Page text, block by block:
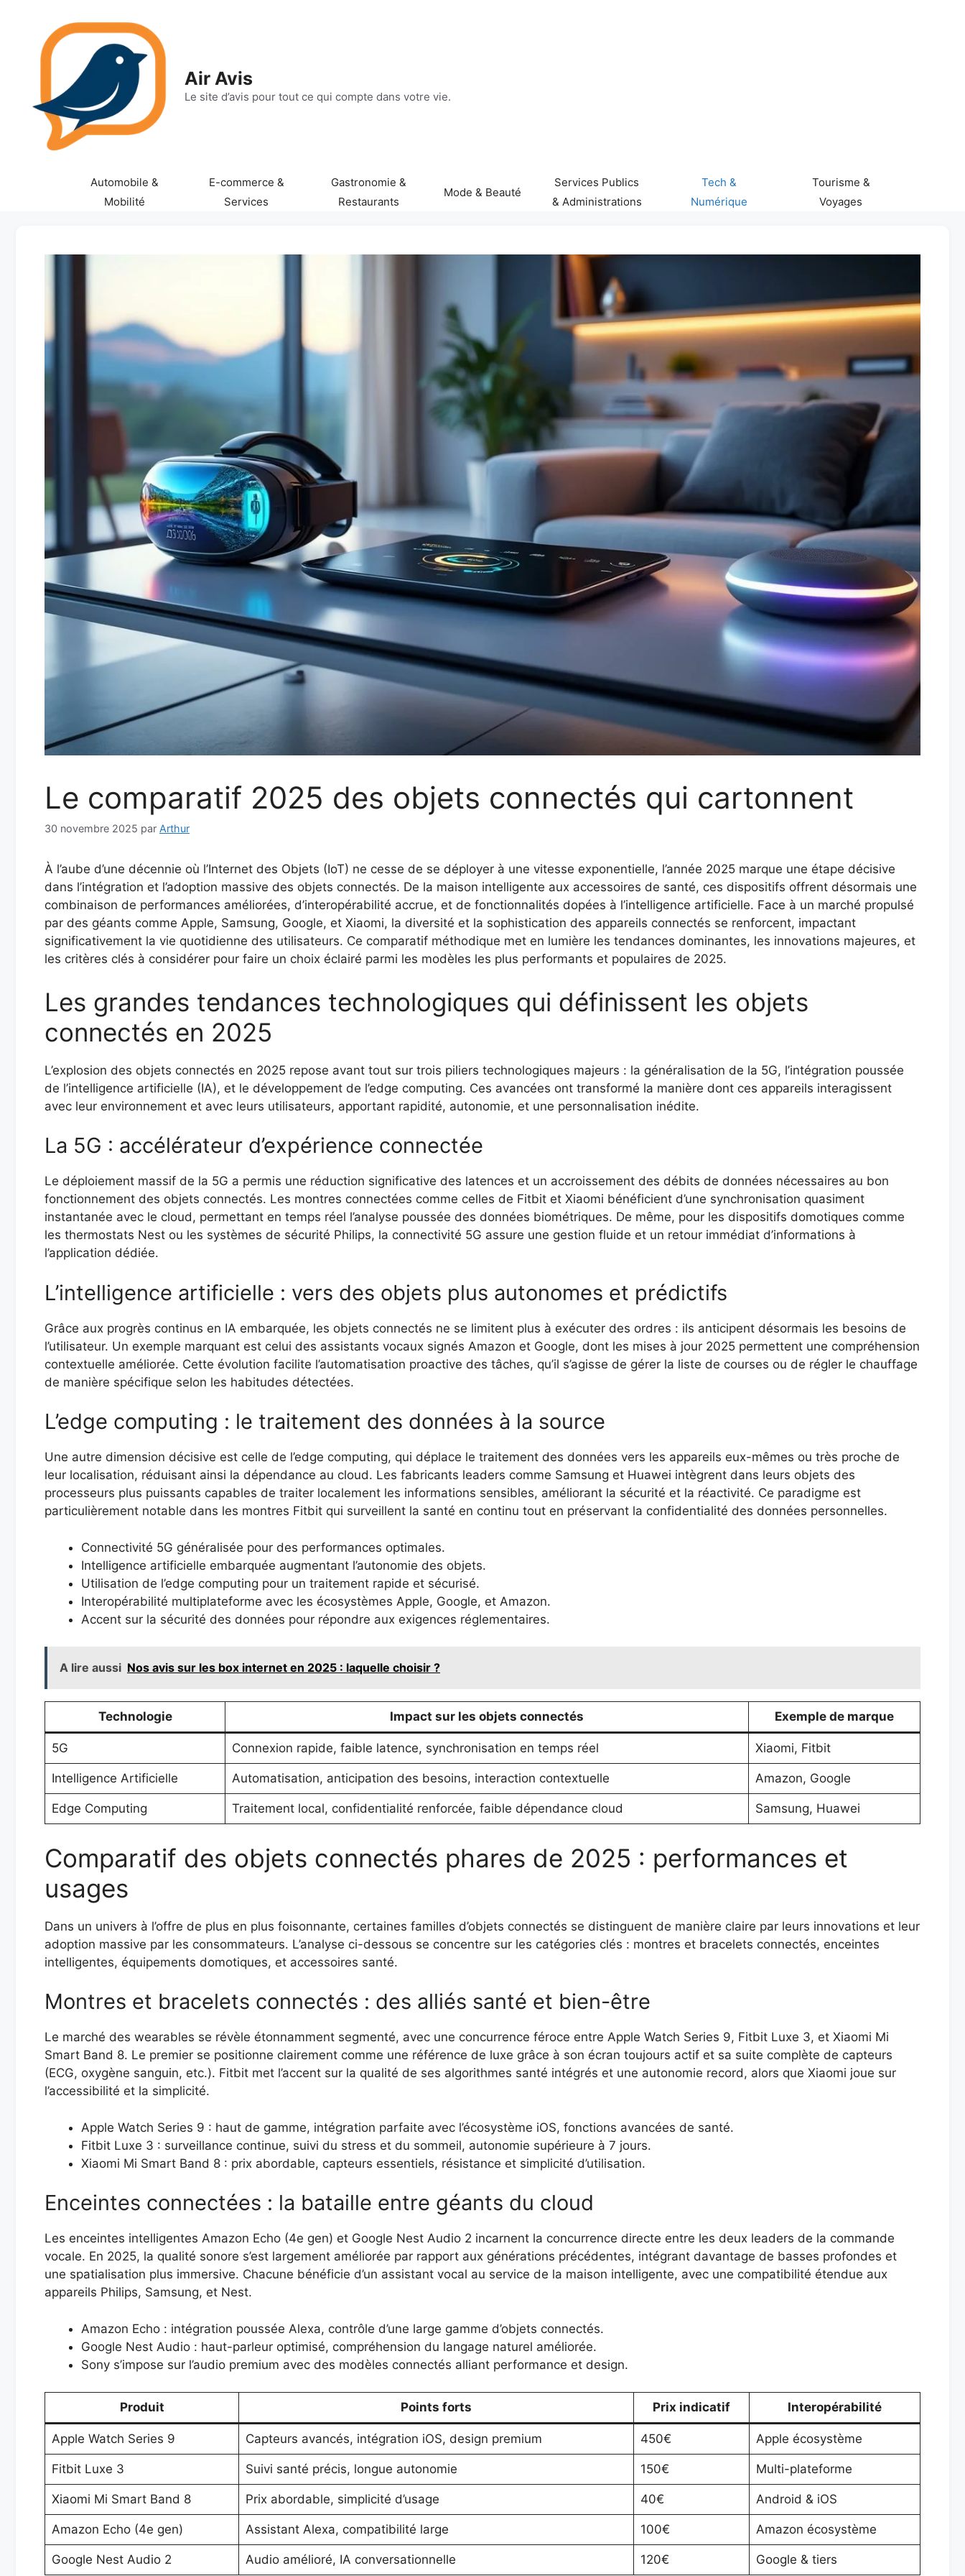
contenu
Air Avis
Le site d’avis pour tout ce qui compte dans votre vie.
Automobile &
Mobilité
E-commerce &
Services
Gastronomie &
Restaurants
Mode & Beauté
Services Publics
& Administrations
Tech &
Numérique
Tourisme &
Voyages
Le comparatif 2025 des objets connectés qui cartonnent
30 novembre 2025 par Arthur
À l’aube d’une décennie où l’Internet des Objets (IoT) ne cesse de se déployer à une vitesse exponentielle, l’année 2025 marque une étape décisive
dans l’intégration et l’adoption massive des objets connectés. De la maison intelligente aux accessoires de santé, ces dispositifs offrent désormais une
combinaison de performances améliorées, d’interopérabilité accrue, et de fonctionnalités dopées à l’intelligence artificielle. Face à un marché propulsé
par des géants comme Apple, Samsung, Google, et Xiaomi, la diversité et la sophistication des appareils connectés se renforcent, impactant
significativement la vie quotidienne des utilisateurs. Ce comparatif méthodique met en lumière les tendances dominantes, les innovations majeures, et
les critères clés à considérer pour faire un choix éclairé parmi les modèles les plus performants et populaires de 2025.
Les grandes tendances technologiques qui définissent les objets
connectés en 2025
L’explosion des objets connectés en 2025 repose avant tout sur trois piliers technologiques majeurs : la généralisation de la 5G, l’intégration poussée
de l’intelligence artificielle (IA), et le développement de l’edge computing. Ces avancées ont transformé la manière dont ces appareils interagissent
avec leur environnement et avec leurs utilisateurs, apportant rapidité, autonomie, et une personnalisation inédite.
La 5G : accélérateur d’expérience connectée
Le déploiement massif de la 5G a permis une réduction significative des latences et un accroissement des débits de données nécessaires au bon
fonctionnement des objets connectés. Les montres connectées comme celles de Fitbit et Xiaomi bénéficient d’une synchronisation quasiment
instantanée avec le cloud, permettant en temps réel l’analyse poussée des données biométriques. De même, pour les dispositifs domotiques comme
les thermostats Nest ou les systèmes de sécurité Philips, la connectivité 5G assure une gestion fluide et un retour immédiat d’informations à
l’application dédiée.
L’intelligence artificielle : vers des objets plus autonomes et prédictifs
Grâce aux progrès continus en IA embarquée, les objets connectés ne se limitent plus à exécuter des ordres : ils anticipent désormais les besoins de
l’utilisateur. Un exemple marquant est celui des assistants vocaux signés Amazon et Google, dont les mises à jour 2025 permettent une compréhension
contextuelle améliorée. Cette évolution facilite l’automatisation proactive des tâches, qu’il s’agisse de gérer la liste de courses ou de régler le chauffage
de manière spécifique selon les habitudes détectées.
L’edge computing : le traitement des données à la source
Une autre dimension décisive est celle de l’edge computing, qui déplace le traitement des données vers les appareils eux-mêmes ou très proche de
leur localisation, réduisant ainsi la dépendance au cloud. Les fabricants leaders comme Samsung et Huawei intègrent dans leurs objets des
processeurs plus puissants capables de traiter localement les informations sensibles, améliorant la sécurité et la réactivité. Ce paradigme est
particulièrement notable dans les montres Fitbit qui surveillent la santé en continu tout en préservant la confidentialité des données personnelles.
Connectivité 5G généralisée pour des performances optimales.
Intelligence artificielle embarquée augmentant l’autonomie des objets.
Utilisation de l’edge computing pour un traitement rapide et sécurisé.
Interopérabilité multiplateforme avec les écosystèmes Apple, Google, et Amazon.
Accent sur la sécurité des données pour répondre aux exigences réglementaires.
A lire aussi Nos avis sur les box internet en 2025 : laquelle choisir ?
Technologie Impact sur les objets connectés Exemple de marque
5G Connexion rapide, faible latence, synchronisation en temps réel Xiaomi, Fitbit
Intelligence Artificielle Automatisation, anticipation des besoins, interaction contextuelle Amazon, Google
Edge Computing Traitement local, confidentialité renforcée, faible dépendance cloud Samsung, Huawei
Comparatif des objets connectés phares de 2025 : performances et
usages
Dans un univers à l’offre de plus en plus foisonnante, certaines familles d’objets connectés se distinguent de manière claire par leurs innovations et leur
adoption massive par les consommateurs. L’analyse ci-dessous se concentre sur les catégories clés : montres et bracelets connectés, enceintes
intelligentes, équipements domotiques, et accessoires santé.
Montres et bracelets connectés : des alliés santé et bien-être
Le marché des wearables se révèle étonnamment segmenté, avec une concurrence féroce entre Apple Watch Series 9, Fitbit Luxe 3, et Xiaomi Mi
Smart Band 8. Le premier se positionne clairement comme une référence de luxe grâce à son écran toujours actif et sa suite complète de capteurs
(ECG, oxygène sanguin, etc.). Fitbit met l’accent sur la qualité de ses algorithmes santé intégrés et une autonomie record, alors que Xiaomi joue sur
l’accessibilité et la simplicité.
Apple Watch Series 9 : haut de gamme, intégration parfaite avec l’écosystème iOS, fonctions avancées de santé.
Fitbit Luxe 3 : surveillance continue, suivi du stress et du sommeil, autonomie supérieure à 7 jours.
Xiaomi Mi Smart Band 8 : prix abordable, capteurs essentiels, résistance et simplicité d’utilisation.
Enceintes connectées : la bataille entre géants du cloud
Les enceintes intelligentes Amazon Echo (4e gen) et Google Nest Audio 2 incarnent la concurrence directe entre les deux leaders de la commande
vocale. En 2025, la qualité sonore s’est largement améliorée par rapport aux générations précédentes, intégrant davantage de basses profondes et
une spatialisation plus immersive. Chacune bénéficie d’un assistant vocal au service de la maison intelligente, avec une compatibilité étendue aux
appareils Philips, Samsung, et Nest.
Amazon Echo : intégration poussée Alexa, contrôle d’une large gamme d’objets connectés.
Google Nest Audio : haut-parleur optimisé, compréhension du langage naturel améliorée.
Sony s’impose sur l’audio premium avec des modèles connectés alliant performance et design.
Produit Points forts Prix indicatif Interopérabilité
Apple Watch Series 9 Capteurs avancés, intégration iOS, design premium 450€ Apple écosystème
Fitbit Luxe 3 Suivi santé précis, longue autonomie 150€ Multi-plateforme
Xiaomi Mi Smart Band 8 Prix abordable, simplicité d’usage 40€ Android & iOS
Amazon Echo (4e gen) Assistant Alexa, compatibilité large 100€ Amazon écosystème
Google Nest Audio 2 Audio amélioré, IA conversationnelle 120€ Google & tiers